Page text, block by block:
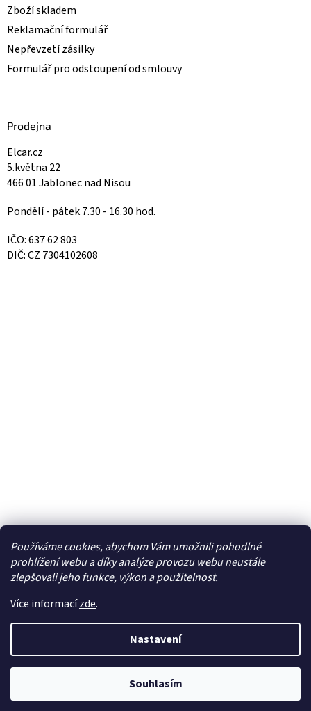
Používáme cookies, abychom Vám umožnili pohodlné
prohlížení webu a díky analýze provozu webu neustále
zlepšovali jeho funkce, výkon a použitelnost.
Více informacízde.
Nastavení
Souhlasím
Zboží skladem
Reklamační formulář
Nepřevzetí zásilky
Formulář pro odstoupení od smlouvy
Prodejna
Elcar.cz
5.května 22
466 01 Jablonec nad Nisou
Pondělí - pátek 7.30 - 16.30 hod.
IČO: 637 62 803
DIČ: CZ 7304102608
Facebook
Vytvořil Shoptet
Copyright 2026Elcar - elektrospecialista - RC modely,
autorádia, navigace, alarmy, domácí audio. Všechna
práva vyhrazena.Upravit nastavení cookies